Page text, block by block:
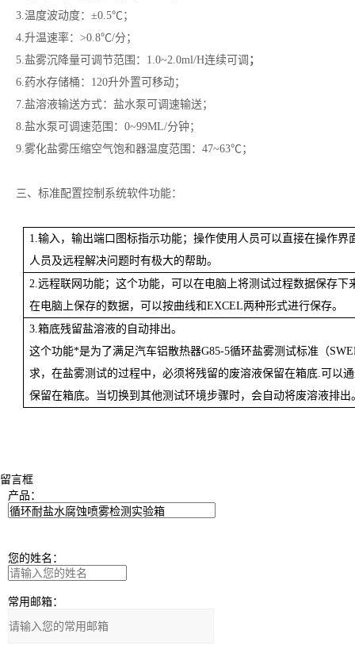
3.温度波动度：±0.5℃；
4.升温速率：>0.8℃/分；
5.盐雾沉降量可调节范围：1.0~2.0ml/H连续可调 ；
6.药水存储桶：120升外置可移动；
7.盐溶液输送方式：盐水泵可调速输送；
8.盐水泵可调速范围：0~99ML/分钟；
9.雾化盐雾压缩空气饱和器温度范围：47~63℃；
三、标准配置控制系统软件功能：
1.输入，输出端口图标指示功能；操作使用人员可以直接在操作
人员及远程解决问题时有极大的帮助。
2.远程联网功能；这个功能，可以在电脑上将测试过程数据保存下
在电脑上保存的数据，可以按曲线和EXCEL两种形式进行保存。
3.箱底残留盐溶液的自动排出。
这个功能*是为了满足汽车铝散热器G85-5循环盐雾测试标准（
求，在盐雾测试的过程中，必须将残留的废溶液保留在箱底.可以
保留在箱底。当切换到其他测试环境步骤时，会自动将废溶液排出
留言框
产品：
您的姓名：
常用邮箱：